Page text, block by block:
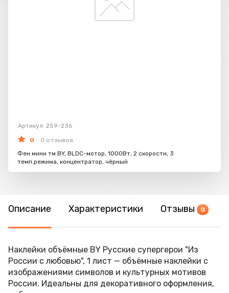
Артикул: 259-236
0
0 отзывов
Фен мини тм BY, BLDC-мотор, 1000Вт, 2 скорости, 3
темп.режима, концентратор, чёрный
Описание Характеристики Отзывы 0
Наклейки объёмные BY Русские супергерои "Из
России с любовью", 1 лист — объёмные наклейки с
изображениями символов и культурных мотивов
России. Идеальны для декоративного оформления,